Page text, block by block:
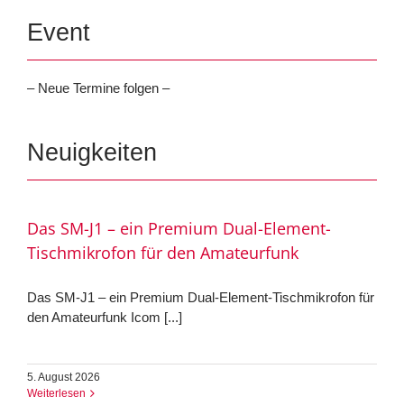
Event
– Neue Termine folgen –
Neuigkeiten
Das SM-J1 – ein Premium Dual-Element-
Tischmikrofon für den Amateurfunk
Das SM-J1 – ein Premium Dual-Element-Tischmikrofon für
den Amateurfunk Icom [...]
5. August 2026
Weiterlesen